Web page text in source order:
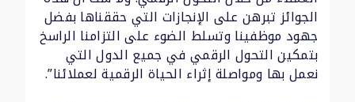
الجوائز تبرهن على الإنجازات التي حققناها بفضل
جهود موظفينا وتسلط الضوء على التزامنا الراسخ
بتمكين التحول الرقمي في جميع الدول التي
نعمل بها ومواصلة إثراء الحياة الرقمية لعملائنا”.